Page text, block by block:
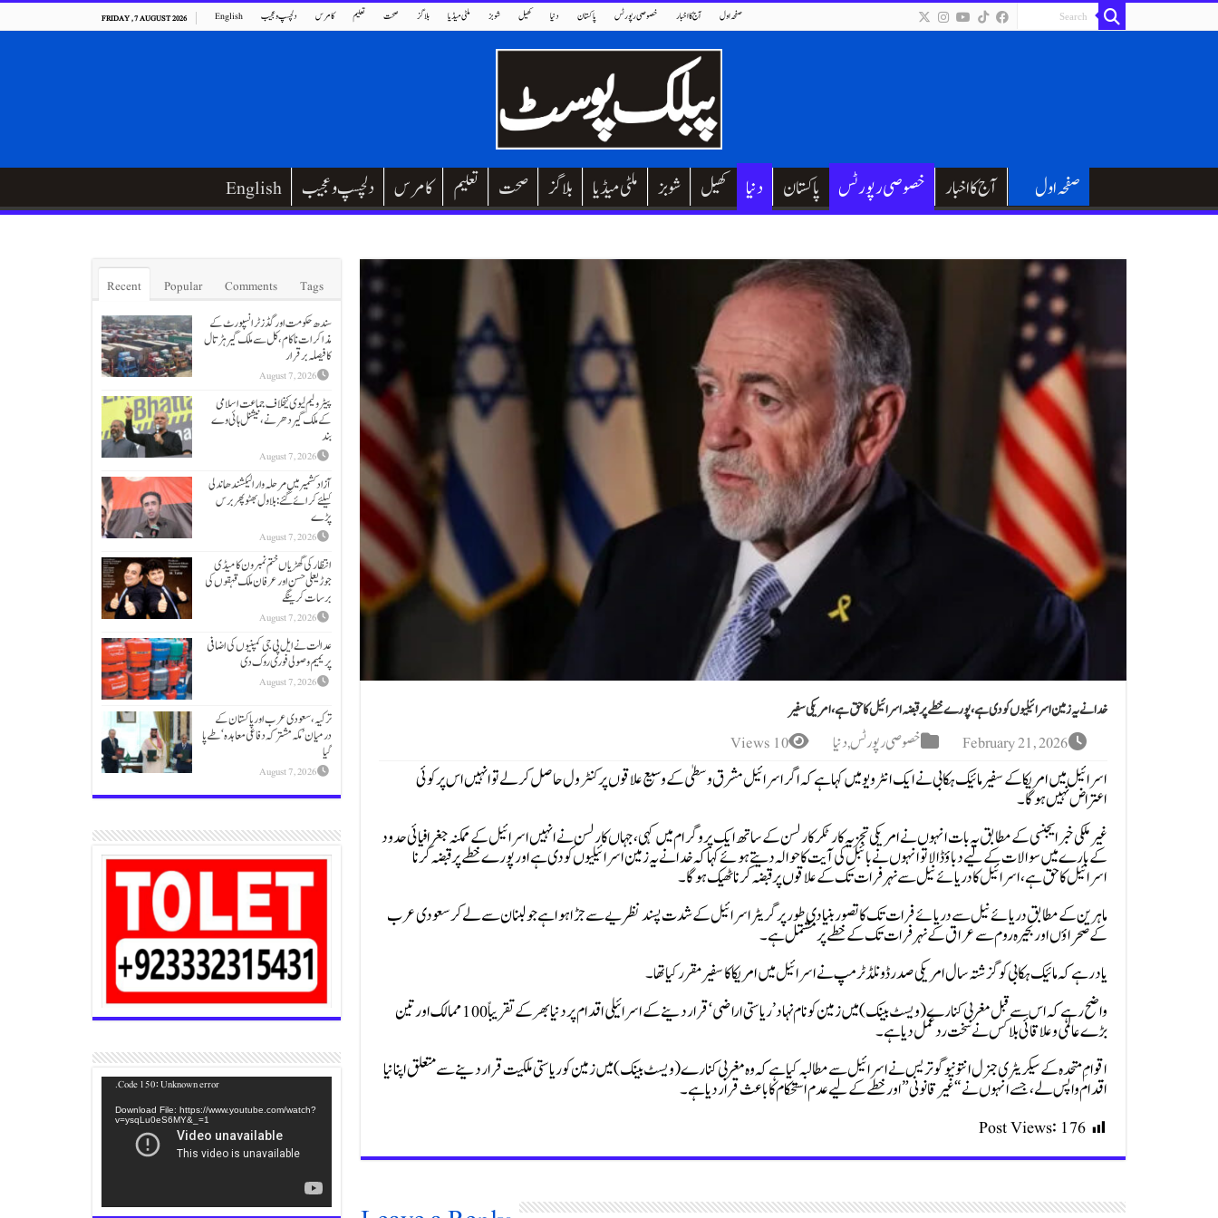
FRIDAY , 7 AUGUST 2026 English دلچسپ و عجیب کامرس تعلیم صحت بلاگز ملٹی میڈیا شوبز کھیل دنیا پاکستان خصوصی رپورٹس آج کا اخبار صفحہ اول
English دلچسپ و عجیب کامرس تعلیم صحت بلاگز ملٹی میڈیا شوبز کھیل دنیا پاکستان خصوصی رپورٹس آج کا اخبار صفحہ اول
خدا نے یہ زمین اسرائیلیوں کو دی ہے،پورے خطے پر قبضہ اسرائیل کا حق ہے، امریکی سفیر
February 21, 2026 خصوصی رپورٹس,دنیا 10 Views
اسرائیل میں امریکا کے سفیر مائیک ہکابی نے ایک انٹرویو میں کہا ہے کہ اگر اسرائیل مشرق وسطیٰ کے وسیع علاقوں پر کنٹرول حاصل کر لے تو انہیں اس پر کوئی
اعتراض نہیں ہوگا۔
غیرملکی خبر ایجنسی کے مطابق یہ بات انہوں نے امریکی تجزیہ کار ٹکر کارلسن کے ساتھ ایک پروگرام میں کہی، جہاں کارلسن نے انہیں اسرائیل کے ممکنہ جغرافیائی حدود
کے بارے میں سوالات کے لیے دباؤ ڈالا تو انہوں نے بائبل کی آیت کا حوالہ دیتے ہوئے کہا کہ خدا نے یہ زمین اسرائیلیوں کو دی ہے اور پورے خطے پر قبضہ کرنا
اسرائیل کا حق ہے، اسرائیل کا دریائے نیل سے نہر فرات تک کے علاقوں پر قبضہ کرنا ٹھیک ہوگا۔
ماہرین کے مطابق دریائے نیل سے دریائے فرات تک کا تصور بنیادی طور پر گریٹر اسرائیل کے شدت پسند نظریے سے جڑا ہوا ہےجو لبنان سے لے کر سعودی عرب
کے صحراؤں اور بحیرہ روم سے عراق کے نہر فرات تک کے خطے پر مشتمل ہے۔
یاد رہے کہ مائیک ہکابی کو گزشتہ سال امریکی صدر ڈونلڈ ٹرمپ نے اسرائیل میں امریکا کا سفیر مقرر کیا تھا۔
واضح رہے کہ اس سے قبل مغربی کنارے (ویسٹ بینک) میں زمین کو نام نہاد ’ریاستی اراضی‘ قرار دینے کے اسرائیلی اقدام پر دنیا بھر کے تقریباً 100 ممالک اور تین
بڑے عالمی و علاقائی بلاکس نے سخت ردعمل دیا ہے۔
اقوامِ متحدہ کے سیکریٹری جنرل انتونیو گوتریس نے اسرائیل سے مطالبہ کیا ہے کہ وہ مغربی کنارے (ویسٹ بینک) میں زمین کو ریاستی ملکیت قرار دینے سے متعلق اپنا نیا
اقدام واپس لے، جسے انہوں نے “غیر قانونی” اور خطے کے لیے عدم استحکام کا باعث قرار دیا ہے۔
Post Views: 176
Recent Popular Comments
Tags
سندھ حکومت اور گڈز ٹرانسپورٹ کے
مذاکرات ناکام،کل سے ملک گیر ہڑتال
کا فیصلہ برقرار
August 7, 2026
پیٹرولیم لیوی کیخلاف جماعت اسلامی
کےملک گیر دھرنے، نیشنل ہائی وے
بند
August 7, 2026
آزاد کشمیر میں مرحلہ وار الیکشندھاندلی
کیلئے کرائے گئے: بلاول بھٹو پھر برس
پڑے
August 7, 2026
انتظار کی گھڑیاں ختم نمبر ون کامیڈی
جوڑیعلی حسن اور عرفان ملک قہقوں کی
برسات کرینگے
August 7, 2026
عدالت نے ایل پی جی کمپنیوں کی اضافی
پریمیم وصولی فوری روک دی
August 7, 2026
ترکیہ، سعودی عرب اور پاکستان کے
درمیان ’مکہ مشترکہ دفاعی معاہدہ‘ طے پا
گیا
August 7, 2026
Player
Code 150: Unknown error.
Download File: https://www.youtube.com/watch?
v=ysqLu0eS6MY&_=1